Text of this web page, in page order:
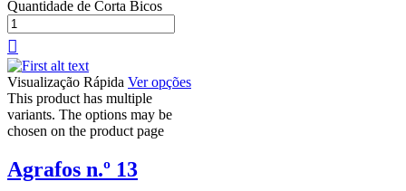
Quantidade de Corta Bicos
Visualização Rápida Ver opções
This product has multiple
variants. The options may be
chosen on the product page
Agrafos n.º 13